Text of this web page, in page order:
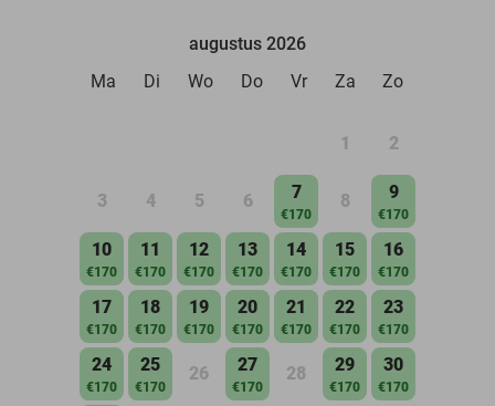
augustus 2026
Ma
Di Wo Do Vr Za Zo
1 2
3 4 5 6 7
€170
8 9
€170
10
€170
11
€170
12
€170
13
€170
14
€170
15
€170
16
€170
17
€170
18
€170
19
€170
20
€170
21
€170
22
€170
23
€170
24
€170
25
€170
26 27
€170
28 29
€170
30
€170